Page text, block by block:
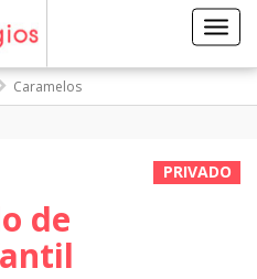
Caramelos
PRIVADO
de